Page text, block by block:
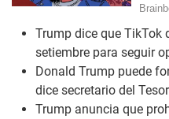
Trump dice que TikTok
setiembre para seguir
Donald Trump puede
dice secretario del
Trump anuncia que